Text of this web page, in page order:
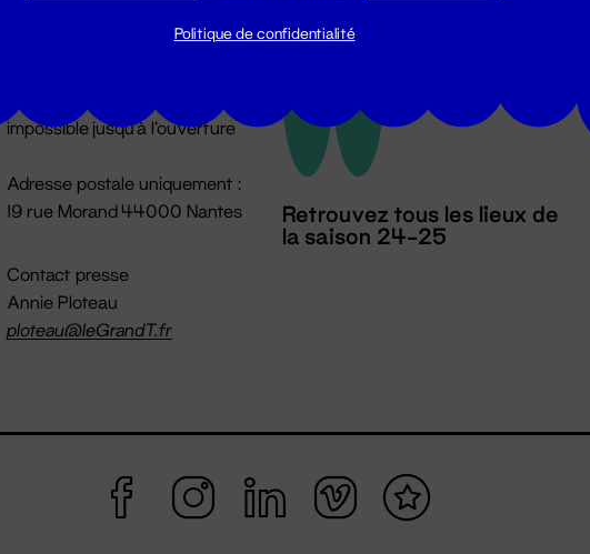
billetterie@leGrandT.fr
impossible jusqu'à l'ouverture
Adresse postale uniquement :
19 rue Morand 44000 Nantes
Contact presse
Annie Ploteau
ploteau@leGrandT.fr
Retrouvez tous les lieux de
la saison 24-25
Politique de confidentialité